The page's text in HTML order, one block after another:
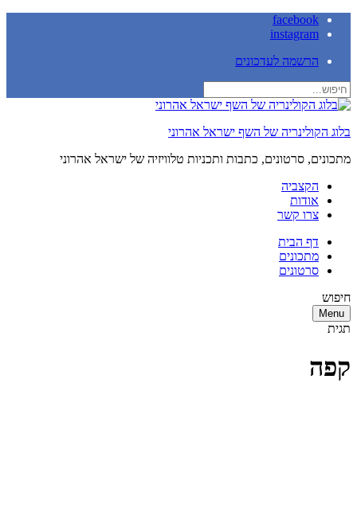
facebook
instagram
הרשמה לעדכונים
בלוג הקולינריה של השף ישראל אהרוני
מתכונים, סרטונים, כתבות ותכניות טלוויזיה של ישראל אהרוני
הקצביה
אודות
צרו קשר
דף הבית
מתכונים
סרטונים
חיפוש
Menu
תגית
קפה